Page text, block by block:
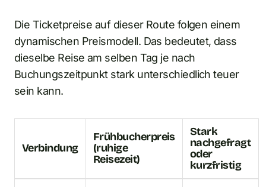
Die Ticketpreise auf dieser Route folgen einem
dynamischen Preismodell. Das bedeutet, dass
dieselbe Reise am selben Tag je nach
Buchungszeitpunkt stark unterschiedlich teuer
sein kann.
Verbindung
Frühbucherpreis
(ruhige
Reisezeit)
Stark
nachgefragt
oder
kurzfristig